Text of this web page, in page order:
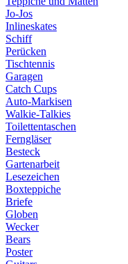
Jo-Jos
Inlineskates
Schiff
Perücken
Tischtennis
Garagen
Catch Cups
Auto-Markisen
Walkie-Talkies
Toilettentaschen
Ferngläser
Besteck
Gartenarbeit
Lesezeichen
Boxteppiche
Briefe
Globen
Wecker
Bears
Poster